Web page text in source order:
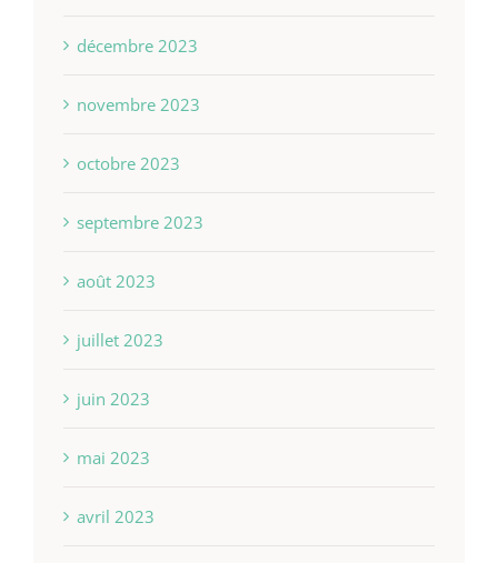
décembre 2023
novembre 2023
octobre 2023
septembre 2023
août 2023
juillet 2023
juin 2023
mai 2023
avril 2023